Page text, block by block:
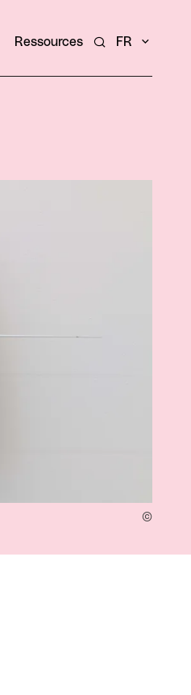
Ressources Rechercher un
FR